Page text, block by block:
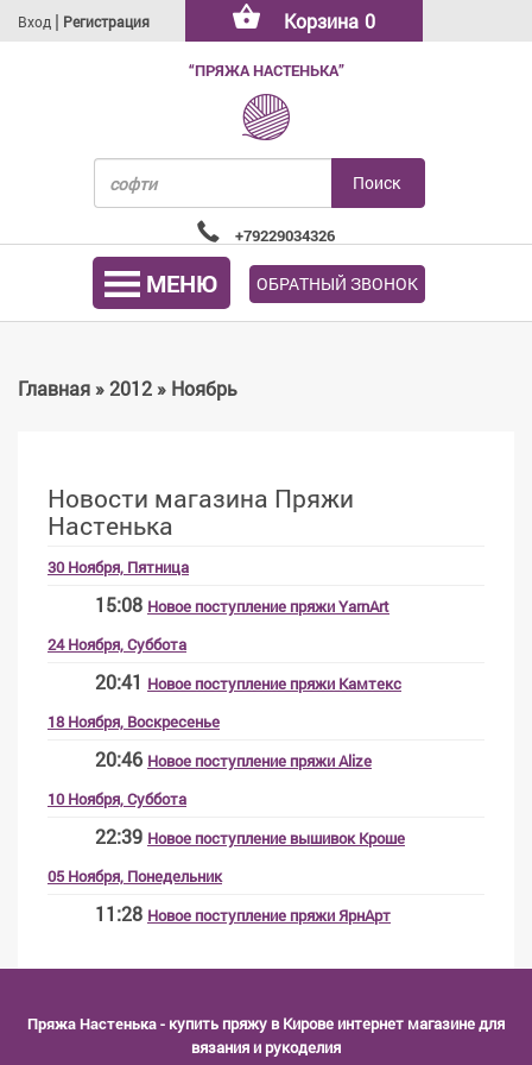
Вход | Регистрация Корзина 0
“ПРЯЖА НАСТЕНЬКА”
+79229034326
МЕНЮ ОБРАТНЫЙ ЗВОНОК
Главная»2012» Ноябрь
Новости магазина Пряжи
Настенька
30 Ноября, Пятница
15:08 Новое поступление пряжи YarnArt
24 Ноября, Суббота
20:41 Новое поступление пряжи Камтекс
18 Ноября, Воскресенье
20:46 Новое поступление пряжи Alize
10 Ноября, Суббота
22:39 Новое поступление вышивок Кроше
05 Ноября, Понедельник
11:28 Новое поступление пряжи ЯрнАрт
Пряжа Настенька- купить пряжу в Кирове интернет магазине для
вязания и рукоделия